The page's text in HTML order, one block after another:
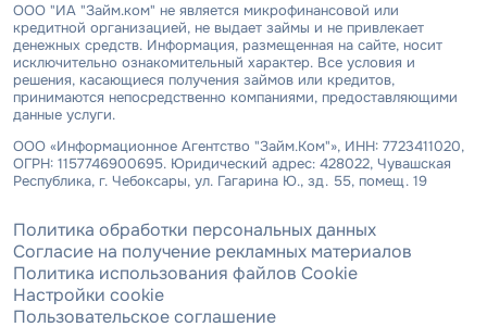
ООО "ИА "Займ.ком" не является микрофинансовой или
кредитной организацией, не выдает займы и не привлекает
денежных средств. Информация, размещенная на сайте, носит
исключительно ознакомительный характер. Все условия и
решения, касающиеся получения займов или кредитов,
принимаются непосредственно компаниями, предоставляющими
данные услуги.
ООО «Информационное Агентство "Займ.Ком"», ИНН: 7723411020,
ОГРН: 1157746900695. Юридический адрес: 428022, Чувашская
Республика, г. Чебоксары, ул. Гагарина Ю., зд. 55, помещ. 19
Политика обработки персональных данных
Согласие на получение рекламных материалов
Политика использования файлов Cookie
Настройки cookie
Пользовательское соглашение